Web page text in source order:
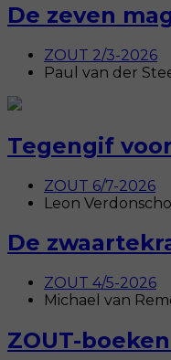
De zeven
ZOUT 2/3-2026
Paul van der
Tegengif
ZOUT 6/7-2026
Leon
De
ZOUT 4/5-2026
Michael van
ZOUT-